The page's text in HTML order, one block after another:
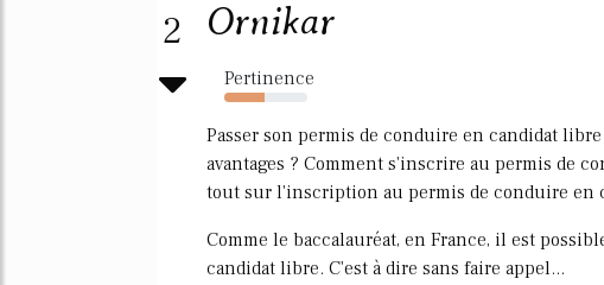
2
Ornikar
Pertinence
48%
Passer son permis de conduire en candidat
avantages ? Comment s'inscrire au permis de
tout sur l'inscription au permis de conduire en
Comme le baccalauréat, en France, il est
candidat libre. C'est à dire sans faire appel...